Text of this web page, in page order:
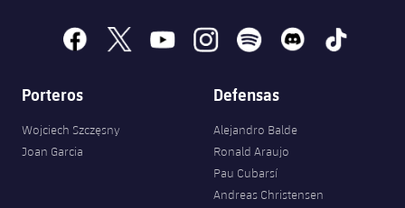
facebook
x youtubeinstagramspotify discord tiktok
Porteros
Wojciech Szczęsny
Joan Garcia
Defensas
Alejandro Balde
Ronald Araujo
Pau Cubarsí
Andreas Christensen